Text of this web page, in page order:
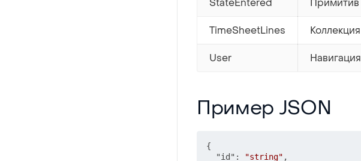
StateEntered Примитив
TimeSheetLines Коллекция
User Навигация
Пример JSON
Пример JSON
{
"id" : "string" ,